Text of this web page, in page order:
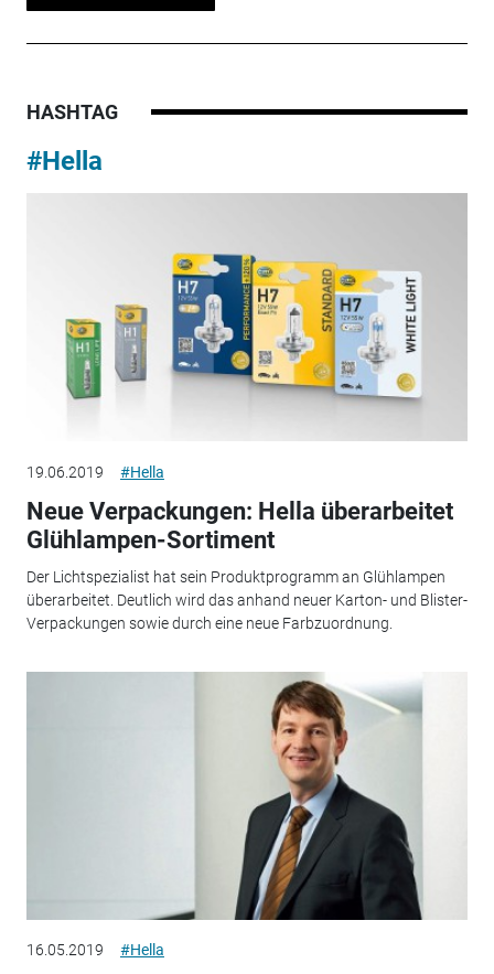
HASHTAG
#Hella
19.06.2019 #Hella
Neue Verpackungen: Hella überarbeitet
Glühlampen-Sortiment
Der Lichtspezialist hat sein Produktprogramm an Glühlampen
überarbeitet. Deutlich wird das anhand neuer Karton- und Blister-
Verpackungen sowie durch eine neue Farbzuordnung.
16.05.2019 #Hella